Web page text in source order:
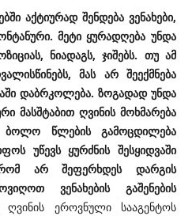
აქტიურად შენდება ვენახები,
მეტი ყურადღება უნდა
ნიადაგს, ჯიშებს. თუ ამ
მას არ შეექმნება
დაბრკოლება. ზოგადად უნდა
მასშტაბით ღვინის მოხმარება
ბოლო წლების გამოცდილება
უწევს ყურძნის შესყიდვაში
არ შეფერხდეს დარგის
ვენახების გაშენების
ეროვნული სააგენტოს